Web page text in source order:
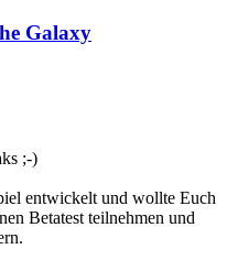
Galaxy
;-)
entwickelt und wollte Euch
Betatest teilnehmen und